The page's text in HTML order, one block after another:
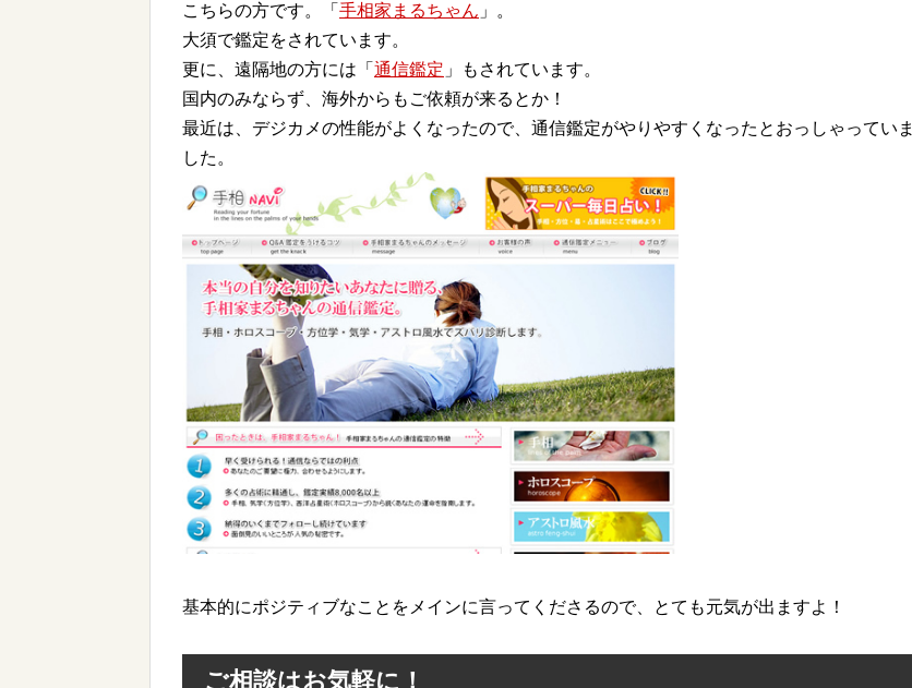
こちらの方です。「 手相家まるちゃん 」。
大須で鑑定をされています。
更に、遠隔地の方には「 通信鑑定 」もされています。
国内のみならず、海外からもご依頼が来るとか！
最近は、デジカメの性能がよくなったので、通信鑑定がやりやすくなったとおっしゃっていま
した。
基本的にポジティブなことをメインに言ってくださるので、とても元気が出ますよ！
ご相談はお気軽に！